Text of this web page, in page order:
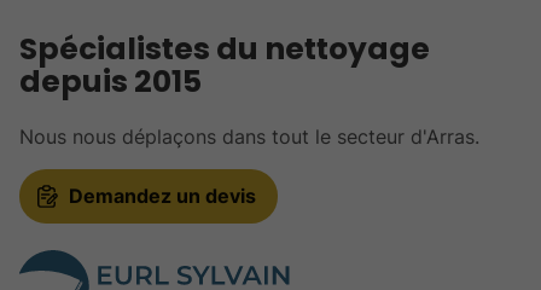
Spécialistes du nettoyage
depuis 2015
Nous nous déplaçons dans tout le secteur d'Arras.
Demandez un devis